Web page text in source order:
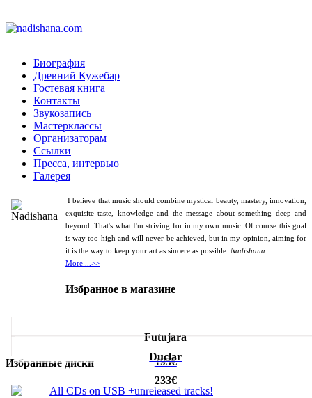
Биография
Древний Кужебар
Гостевая книга
Контакты
Звукозапись
Мастерклассы
Организаторам
Ссылки
Пресса, интервью
Галерея
I believe that music should combine mystical beauty, mastery, innovation,
exquisite taste, knowledge and the message about something deep and
beyond. That's what I'm striving for in my own music. Of course this goal
is way too high and will never be achieved, but in my opinion, aiming for
it is the way to keep your art as sincere as possible. Nadishana.
More ...>>
Избранное в магазине
Futujara
195€
Duclar
233€
Избранные диски
All CDs on USB +unreleased tracks!